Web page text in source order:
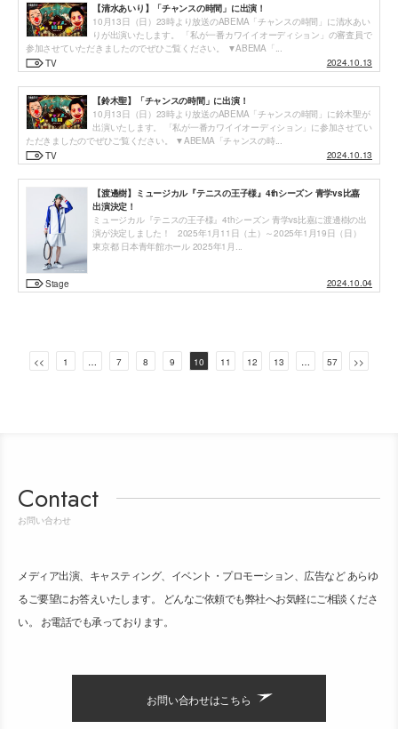
【清水あいり】「チャンスの時間」に出演！
10月13日（日）23時より放送のABEMA「チャンスの時間」に清水あい
りが出演いたします。 「私が一番カワイイオーディション」の審査員で
参加させていただきましたのでぜひご覧ください。 ▼ABEMA「...
TV
2024.10.13
【鈴木聖】「チャンスの時間」に出演！
10月13日（日）23時より放送のABEMA「チャンスの時間」に鈴木聖が
出演いたします。 「私が一番カワイイオーディション」に参加させてい
ただきましたのでぜひご覧ください。 ▼ABEMA「チャンスの時...
TV
2024.10.13
【渡邊樹】ミュージカル『テニスの王子様』4thシーズン 青学vs比嘉
出演決定！
ミュージカル『テニスの王子様』4thシーズン 青学vs比嘉に渡邊樹の出
演が決定しました！ 2025年1月11日（土）～2025年1月19日（日）
東京都 日本青年館ホール 2025年1月...
Stage 2024.10.04
投
稿
ナ
ゲ
ー
<< 1 … 7 8 9 10 11 12 13 … 57 >>
Contact
お問い合わせ
メディア出演、キャスティング、イベント・プロモーション、広告など あらゆ
るご要望にお答えいたします。 どんなご依頼でも弊社へお気軽にご相談くださ
い。 お電話でも承っております。
お問い合わせはこちら